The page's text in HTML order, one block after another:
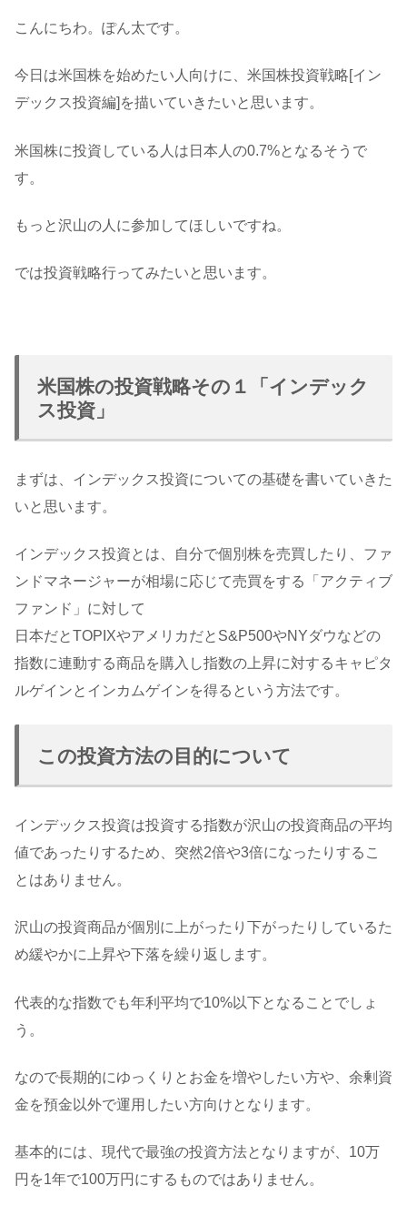
こんにちわ。ぽん太です。
今日は米国株を始めたい人向けに、米国株投資戦略[イン
デックス投資編]を描いていきたいと思います。
米国株に投資している人は日本人の0.7%となるそうで
す。
もっと沢山の人に参加してほしいですね。
では投資戦略行ってみたいと思います。
米国株の投資戦略その１「インデック
ス投資」
まずは、インデックス投資についての基礎を書いていきた
いと思います。
インデックス投資とは、自分で個別株を売買したり、ファ
ンドマネージャーが相場に応じて売買をする「アクティブ
ファンド」に対して
日本だとTOPIXやアメリカだとS&P500やNYダウなどの
指数に連動する商品を購入し指数の上昇に対するキャピタ
ルゲインとインカムゲインを得るという方法です。
この投資方法の目的について
インデックス投資は投資する指数が沢山の投資商品の平均
値であったりするため、突然2倍や3倍になったりするこ
とはありません。
沢山の投資商品が個別に上がったり下がったりしているた
め緩やかに上昇や下落を繰り返します。
代表的な指数でも年利平均で10%以下となることでしょ
う。
なので長期的にゆっくりとお金を増やしたい方や、余剰資
金を預金以外で運用したい方向けとなります。
基本的には、現代で最強の投資方法となりますが、10万
円を1年で100万円にするものではありません。